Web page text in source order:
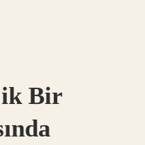
Bir